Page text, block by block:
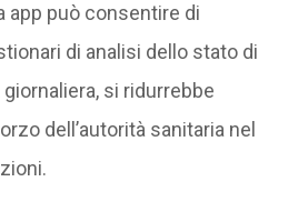
app può consentire di
di analisi dello stato di
si ridurrebbe
dell’autorità sanitaria nel